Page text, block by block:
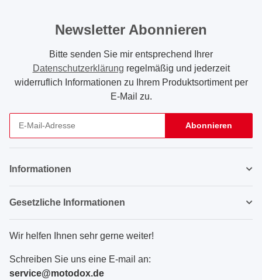
Newsletter Abonnieren
Bitte senden Sie mir entsprechend Ihrer
Datenschutzerklärung regelmäßig und jederzeit
widerruflich Informationen zu Ihrem Produktsortiment per
E-Mail zu.
Abonnieren
Informationen
Gesetzliche Informationen
Wir helfen Ihnen sehr gerne weiter!
Schreiben Sie uns eine E-mail an:
service@motodox.de